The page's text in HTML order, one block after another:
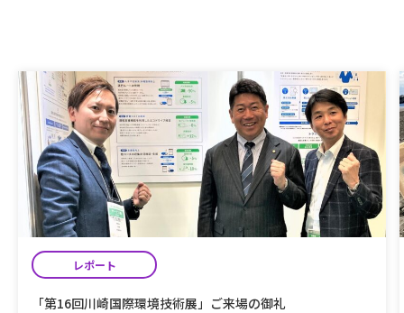
レポート
「第16回川崎国際環境技術展」ご来場の御礼